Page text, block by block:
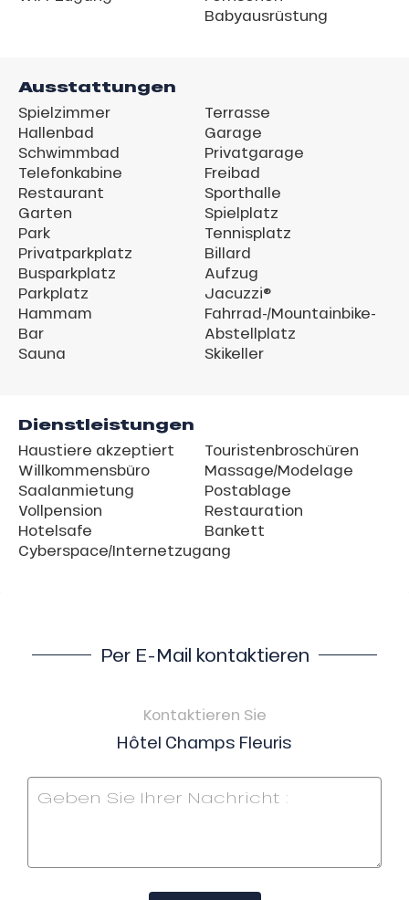
Babyausrüstung
Ausstattungen
Spielzimmer
Hallenbad
Schwimmbad
Telefonkabine
Restaurant
Garten
Park
Privatparkplatz
Busparkplatz
Parkplatz
Hammam
Bar
Sauna
Terrasse
Garage
Privatgarage
Freibad
Sporthalle
Spielplatz
Tennisplatz
Billard
Aufzug
Jacuzzi®
Fahrrad-/Mountainbike-
Abstellplatz
Skikeller
Dienstleistungen
Haustiere akzeptiert
Willkommensbüro
Saalanmietung
Vollpension
Hotelsafe
Cyberspace/Internetzugang
Touristenbroschüren
Massage/Modelage
Postablage
Restauration
Bankett
Per E-Mail kontaktieren
Kontaktieren Sie
Hôtel Champs Fleuris